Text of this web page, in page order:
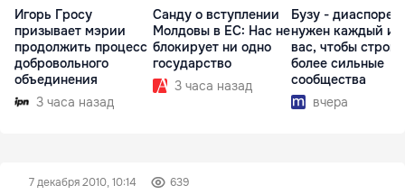
Игорь Гросу
призывает мэрии
продолжить процесс
добровольного
объединения
3 часа назад
Санду о вступлении
Молдовы в ЕС: Нас не
блокирует ни одно
государство
3 часа назад
Бузу - диаспоре:
нужен каждый из
вас, чтобы
более сильные
сообщества
вчера
7 декабря 2010, 10:14 639